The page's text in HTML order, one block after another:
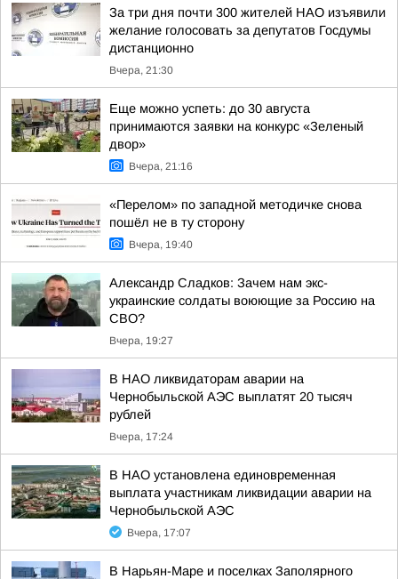
За три дня почти 300 жителей НАО изъявили
желание голосовать за депутатов Госдумы
дистанционно
Вчера, 21:30
Еще можно успеть: до 30 августа
принимаются заявки на конкурс «Зеленый
двор»
Вчера, 21:16
«Перелом» по западной методичке снова
пошёл не в ту сторону
Вчера, 19:40
Александр Сладков: Зачем нам экс-
украинские солдаты воюющие за Россию на
СВО?
Вчера, 19:27
В НАО ликвидаторам аварии на
Чернобыльской АЭС выплатят 20 тысяч
рублей
Вчера, 17:24
В НАО установлена единовременная
выплата участникам ликвидации аварии на
Чернобыльской АЭС
Вчера, 17:07
В Нарьян-Маре и поселках Заполярного